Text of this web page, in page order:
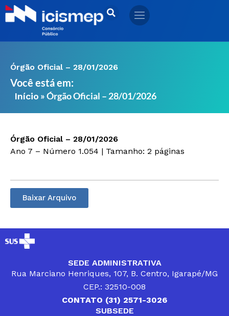
Ir
para
Órgão Oficial – 28/01/2026
Você está em:
Início »Órgão Oficial – 28/01/2026
Órgão Oficial – 28/01/2026
Ano 7 – Número 1.054 | Tamanho: 2 páginas
Baixar Arquivo
SEDE ADMINISTRATIVA
Rua Marciano Henriques, 107, B. Centro, Igarapé/MG
CEP.: 32510-008
CONTATO (31) 2571-3026
SUBSEDE